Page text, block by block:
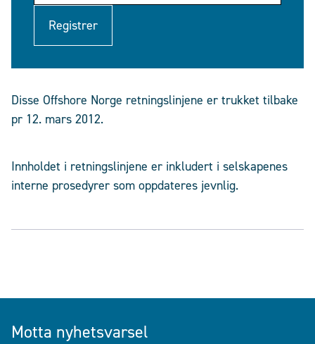
Registrer
Disse Offshore Norge retningslinjene er trukket tilbake
pr 12. mars 2012.
Innholdet i retningslinjene er inkludert i selskapenes
interne prosedyrer som oppdateres jevnlig.
Motta nyhetsvarsel